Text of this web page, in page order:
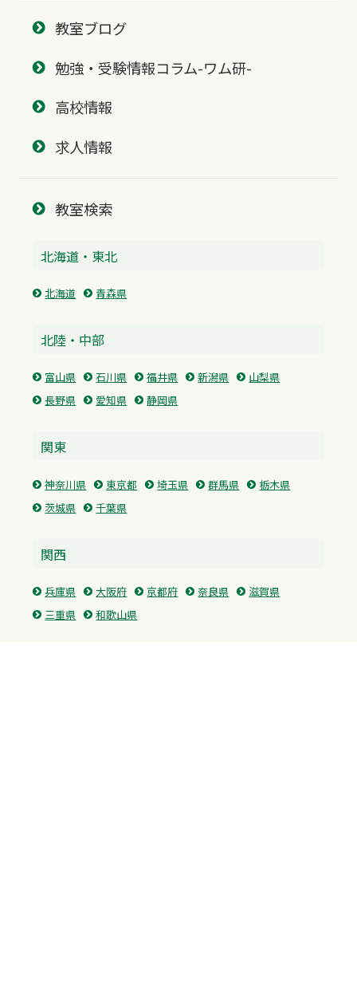
教室ブログ
勉強・受験情報コラム-ワム研-
高校情報
求人情報
教室検索
北海道・東北
北海道 青森県
北陸・中部
富山県 石川県 福井県 新潟県
山梨県
長野県
愛知県 静岡県
関東
神奈川県 東京都 埼玉県 群馬県
栃木県
茨城県
千葉県
関西
兵庫県 大阪府 京都府 奈良県
滋賀県
三重県
和歌山県